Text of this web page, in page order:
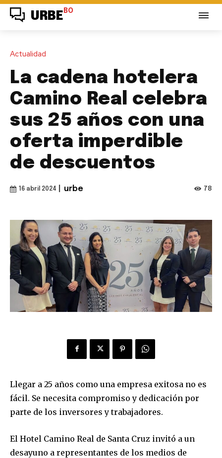
URBE BO
Actualidad
La cadena hotelera
Camino Real celebra
sus 25 años con una
oferta imperdible
de descuentos
16 abril 2024 urbe 78
Llegar a 25 años como una empresa exitosa no es
fácil. Se necesita compromiso y dedicación por
parte de los inversores y trabajadores.
El Hotel Camino Real de Santa Cruz invitó a un
desayuno a representantes de los medios de